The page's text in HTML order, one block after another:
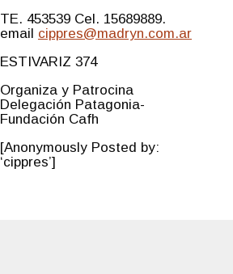
TE. 453539 Cel. 15689889.
email cippres@madryn.com.ar
ESTIVARIZ 374
Organiza y Patrocina
Delegación Patagonia-
Fundación Cafh
[Anonymously Posted by:
‘cippres’]